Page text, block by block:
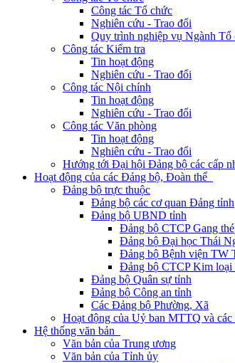
Công tác Tổ chức
Nghiên cứu - Trao đổi
Quy trình nghiệp vụ Ngành Tổ
Công tác Kiểm tra
Tin hoạt động
Nghiên cứu - Trao đổi
Công tác Nội chính
Tin hoạt động
Nghiên cứu - Trao đổi
Công tác Văn phòng
Tin hoạt động
Nghiên cứu - Trao đổi
Hướng tới Đại hội Đảng bộ các cấp
Hoạt động của các Đảng bộ, Đoàn thể
Đảng bộ trực thuộc
Đảng bộ các cơ quan Đảng tỉnh
Đảng bộ UBND tỉnh
Đảng bộ CTCP Gang
Đảng bộ Đại học Thái
Đảng bộ Bệnh viện TW
Đảng bộ CTCP Kim
Đảng bộ Quân sự tỉnh
Đảng bộ Công an tỉnh
Các Đảng bộ Phường, Xã
Hoạt động của Uỷ ban MTTQ và
Hệ thống văn bản
Văn bản của Trung ương
Văn bản của Tỉnh ủy